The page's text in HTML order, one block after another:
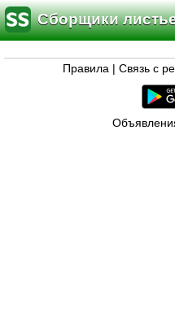
Сборщики
Правила Связь с